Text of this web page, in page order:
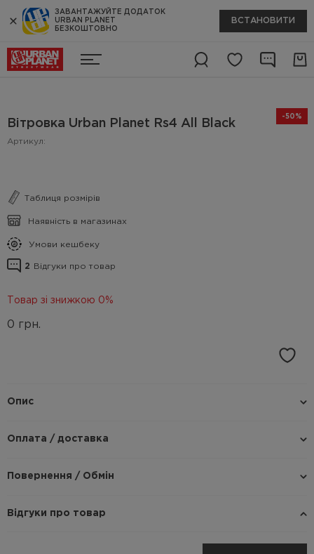
ЗАВАНТАЖУЙТЕ ДОДАТОК
URBAN PLANET
БЕЗКОШТОВНО
ВСТАНОВИТИ
-50%
Вітровка Urban Planet Rs4 All Black
Артикул:
Таблиця розмірів
Наявність в магазинах
Умови кешбеку
2 Відгуки про товар
Товар зі знижкою 0%
0 грн.
Опис
Оплата / доставка
Повернення / Обмін
Відгуки про товар